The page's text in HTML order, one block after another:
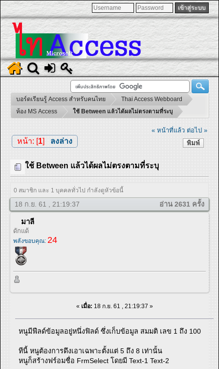
บอร์ดเรียนรู้ Access สำหรับคนไทย
Thai Access Webboard
ห้อง MS Access
ใช้ Between แล้วได้ผลไม่ตรงตามที่ระบุ
« หน้าที่แล้ว ต่อไป »
พิมพ์
หน้า: [1] ลงล่าง
ใช้ Between แล้วได้ผลไม่ตรงตามที่ระบุ
0 สมาชิก และ 1 บุคคลทั่วไป กำลังดูหัวข้อนี้
18 ก.ย. 61 , 21:19:37 อ่าน 2631 ครั้ง
มาลี
ดักแด้
พลังขอบคุณ: 24
« เมื่อ: 18 ก.ย. 61 , 21:19:37 »
หนูมีฟีลด์ข้อมูลอยู่หนึ่งฟิลด์ ซึ่งเก็บข้อมูล สมมติ เลข 1 ถึง 100
ทีนี้ หนูต้องการดึงเอาเฉพาะตั้งแต่ 5 ถึง 8 เท่านั้น
หนูก็สร้างฟร์อมชื่อ FrmSelect โดยมี Text-1 Text-2